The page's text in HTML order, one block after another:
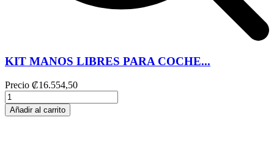
KIT MANOS LIBRES PARA COCHE...
Precio ₡16.554,50
Añadir al carrito